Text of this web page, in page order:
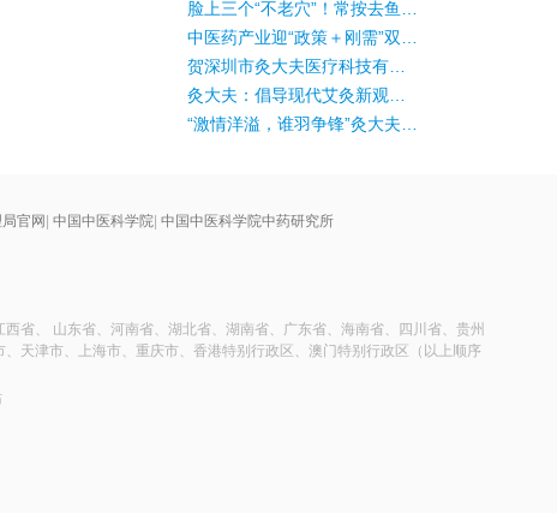
贺深圳市灸大夫医疗科技有限公司乔迁之喜
灸大夫：倡导现代艾灸新观念，助力中国有温度的康复事业
官网| 中国中医科学院| 中国中医科学院中药研究所
省、 山东省、河南省、湖北省、湖南省、广东省、海南省、四川省、贵州
天津市、上海市、重庆市、香港特别行政区、澳门特别行政区（以上顺序